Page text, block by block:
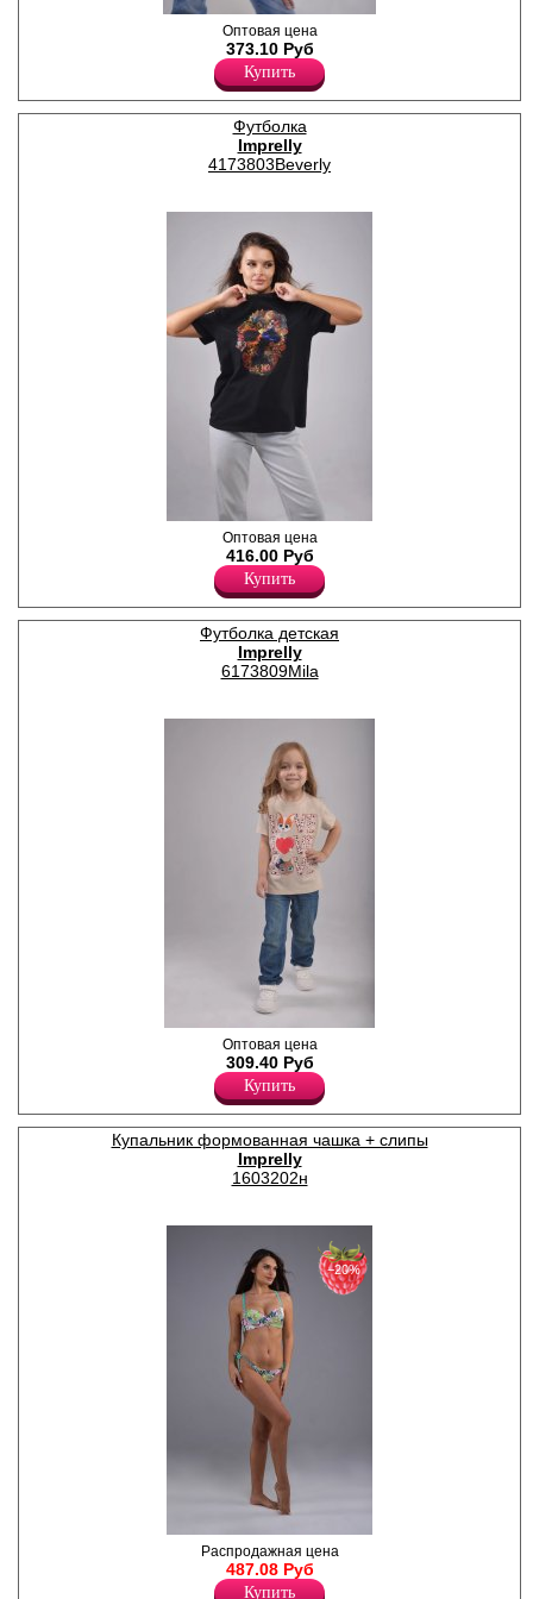
Футболка для девочек
белого цвета с принтом в
стиле аниме, прямая,
свободного кроя,
классической длины,
овальным вырезом
горловины, короткими
втачными рукавами. Модель
выполнена из мягкого
высококачественного хлопка.
Оптовая цена
373.10 Руб
Купить
Футболка
Imprelly
4173803Beverly
Футболка женская черного
цвета с трендовым принтом
“Черепа”, из трикотажного
хлопкового полотна с
добавлением эластана.
Прямая, свободного кроя,
овальным вырезом
горловины, короткими
втачными рукавами.
Оптовая цена
416.00 Руб
Купить
Футболка детская
Imprelly
6173809Mila
Футболка для девочек
бежевого цвета с ярким
гладким, не плотным и
эластичным принтом,
прямая, свободного кроя,
классической длины,
овальным вырезом
горловины, короткими
втачными рукавами. Модель
Хлопок 100%
Оптовая цена
309.40 Руб
Купить
Купальник формованная чашка + слипы
Imprelly
1603202н
Купальник женский
раздельный. Бюстгальтер с
формованными чашками, на
−20%
Распродажная цена
487.08 Руб
Купить